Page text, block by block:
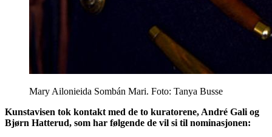
Mary Ailonieida Sombán Mari. Foto: Tanya Busse
Kunstavisen tok kontakt med de to kuratorene, André Gali og
Bjørn Hatterud, som har følgende de vil si til nominasjonen: